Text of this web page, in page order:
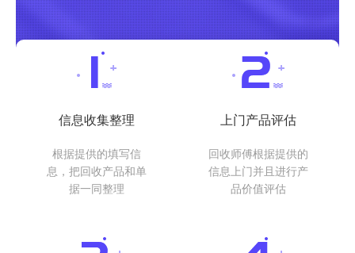
信息收集整理
根据提供的填写信
息，把回收产品和单
据一同整理
上门产品评估
回收师傅根据提供的
信息上门并且进行产
品价值评估